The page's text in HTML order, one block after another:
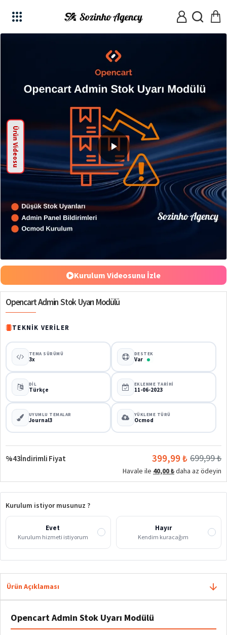
Ürün Videosu
%43
Kurulum Videosunu İzle
Opencart Admin Stok Uyarı Modülü
TEKNIK VERILER
TEMA SÜRÜMÜ
3x
DESTEK
Var
DIL
Türkçe
EKLENME TARIHI
11-06-2023
UYUMLU TEMALAR
Journal3
YÜKLEME TÜRÜ
Ocmod
İndirimli Fiyat
%43 399,99 ₺ 699,99 ₺
Havale ile 40,00 ₺daha az ödeyin
Kurulum istiyor musunuz ?
Evet
Kurulum hizmeti istiyorum
Hayır
Kendim kuracağım
Ürün Açıklaması
Opencart Admin Stok Uyarı Modülü